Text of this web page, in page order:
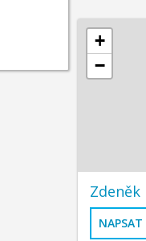
+
−
Zdeněk
NAPSAT